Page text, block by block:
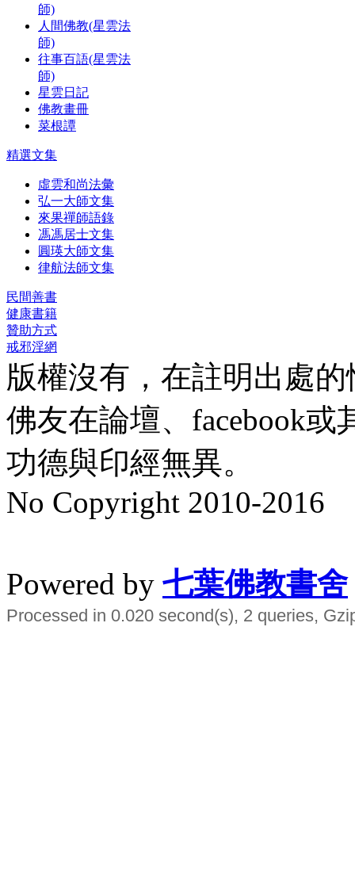
師)
人間佛教(星雲法
師)
往事百語(星雲法
師)
星雲日記
佛教畫冊
菜根譚
精選文集
虛雲和尚法彙
弘一大師文集
來果禪師語錄
馮馮居士文集
圓瑛大師文集
律航法師文集
民間善書
健康書籍
贊助方式
戒邪淫網
版權沒有，在註明出處
佛友在論壇、facebook
功德與印經無異。
No Copyright 2010-2016
Powered by 七葉佛教書舍
Processed in 0.020 second(s), 2 queries,